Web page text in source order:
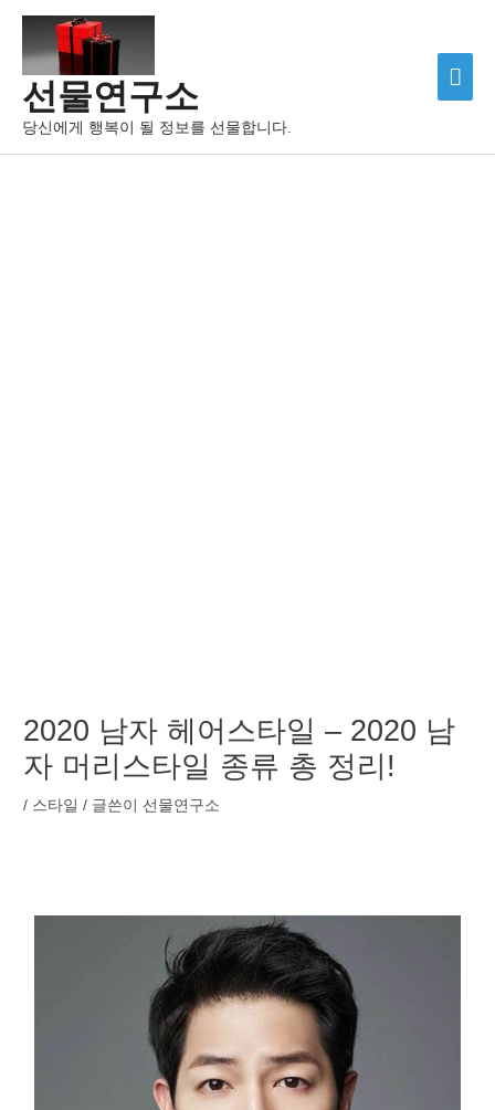
선물연구소
당신에게 행복이 될 정보를 선물합니다.
2020 남자 헤어스타일 – 2020 남
자 머리스타일 종류 총 정리!
/ 스타일 / 글쓴이 선물연구소